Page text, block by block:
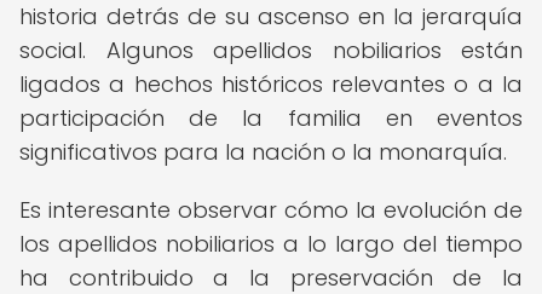
historia detrás de su ascenso en la jerarquía
social. Algunos apellidos nobiliarios están
ligados a hechos históricos relevantes o a la
participación de la familia en eventos
significativos para la nación o la monarquía.
Es interesante observar cómo la evolución de
los apellidos nobiliarios a lo largo del tiempo
ha contribuido a la preservación de la